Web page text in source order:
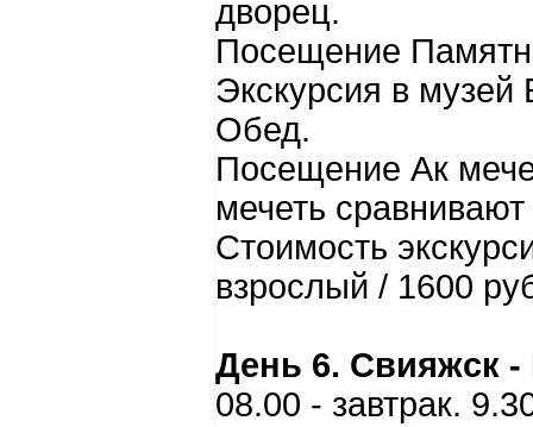
дворец.
Посещение
Экскурсия в музей
Обед.
Посещение Ак
мечеть
Стоимость
взрослый / 1600
День 6. Свияжск
08.00 - завтрак.